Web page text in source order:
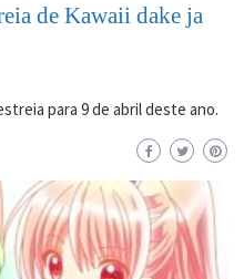
de Kawaii dake ja
para 9 de abril deste ano.